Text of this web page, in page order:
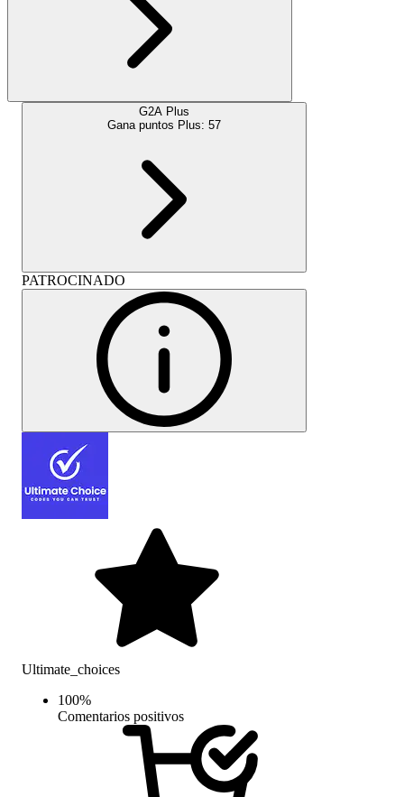
G2A Plus
Gana puntos Plus: 57
PATROCINADO
Ultimate_choices
100%
Comentarios positivos